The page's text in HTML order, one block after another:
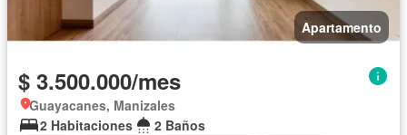
Apartamento
$ 3.500.000/mes
Guayacanes, Manizales
2 Habitaciones
2 Baños